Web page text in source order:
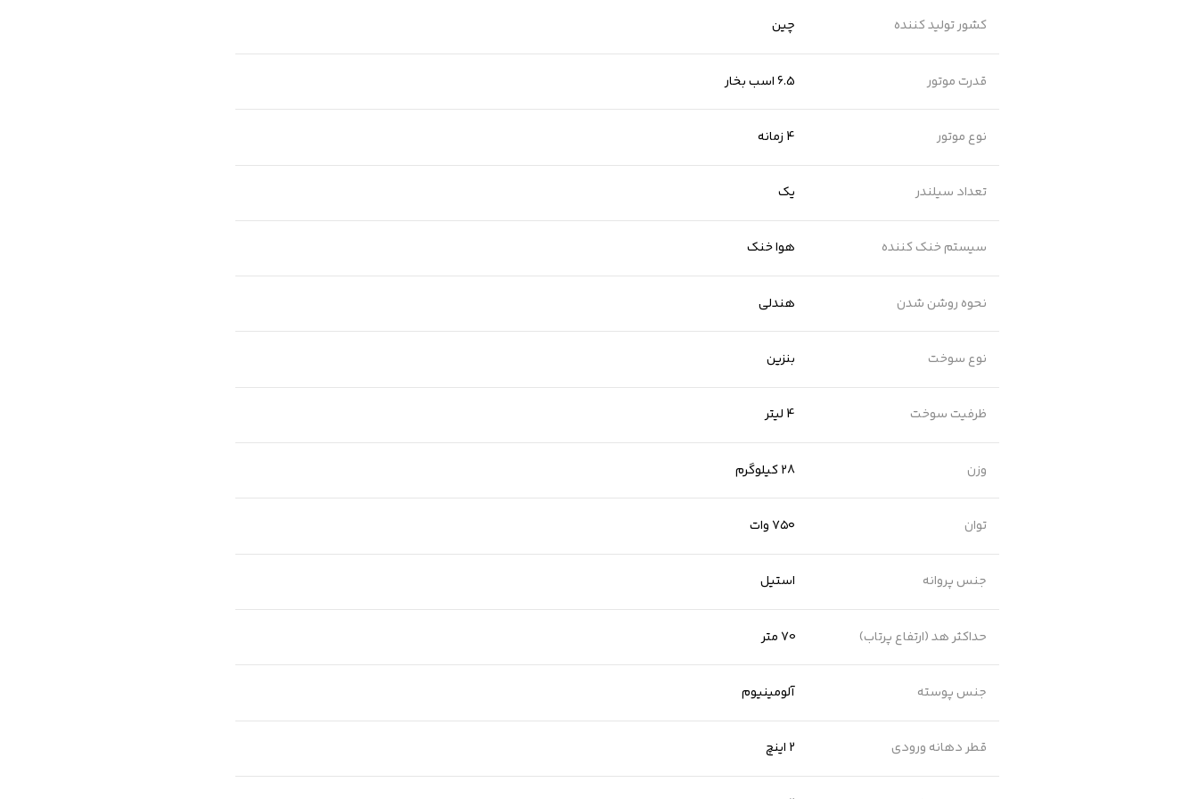
کشور تولید کننده چین
قدرت موتور 6.5 اسب بخار
نوع موتور 4 زمانه
تعداد سیلندر یک
سیستم خنک کننده هوا خنک
نحوه روشن شدن هندلی
نوع سوخت بنزین
ظرفیت سوخت 4 لیتر
وزن 28 کیلوگرم
توان ۷۵۰ وات
جنس پروانه استیل
حداکثر هد (ارتفاع پرتاب) 70 متر
جنس پوسته ‌آلومینیوم‌
قطر دهانه ورودی 2 اینچ